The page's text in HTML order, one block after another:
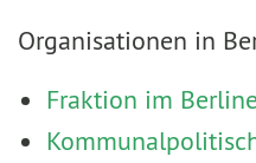
Organisationen in
Fraktion im